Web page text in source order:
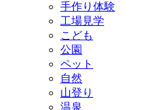
手作り体験
工場見学
こども
公園
ペット
自然
山登り
温泉